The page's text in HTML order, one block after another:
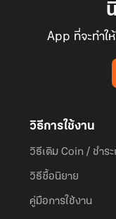
App ที่จะทำใ
วิธีการใช้งาน
วิธีเติม Coin / ชำระ
วิธีซื้อนิยาย
คู่มือการใช้งาน